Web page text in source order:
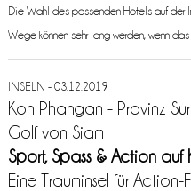
Die Wahl des passenden Hotels auf der
Wege können sehr lang werden, wenn
INSELN - 03.12.2019
Koh Phangan - Provinz
Golf von Siam
Sport, Spass & Action auf
Eine Trauminsel für Action-